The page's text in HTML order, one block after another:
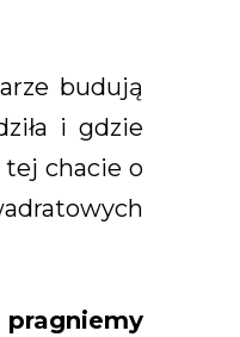
budują
i gdzie
tej chacie o
pragniemy